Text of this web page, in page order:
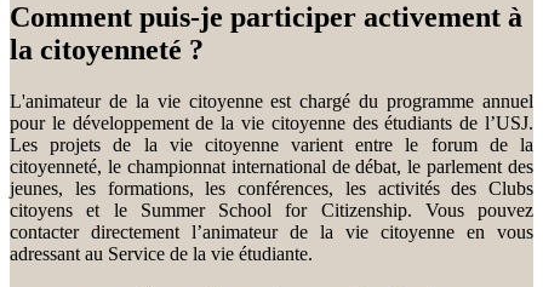
Comment puis-je participer activement à
la citoyenneté ?
L'animateur de la vie citoyenne est chargé du programme annuel
pour le développement de la vie citoyenne des étudiants de l’USJ.
Les projets de la vie citoyenne varient entre le forum de la
citoyenneté, le championnat international de débat, le parlement des
jeunes, les formations, les conférences, les activités des Clubs
citoyens et le Summer School for Citizenship. Vous pouvez
contacter directement l’animateur de la vie citoyenne en vous
adressant au Service de la vie étudiante.